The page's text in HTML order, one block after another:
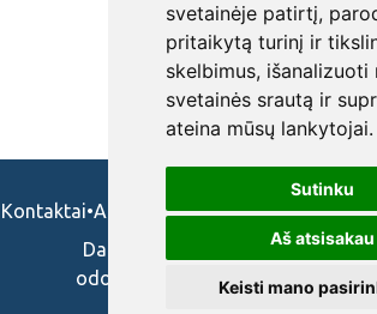
svetainėje patirtį,
pritaikytą turinį ir
skelbimus, išanalizuoti
svetainės srautą ir
ateina mūsų lankytojai.
Sutinku
Aš atsisakau
Keisti mano
Kontaktai•Apie mus•Naudojimosi taisykės•
Darbo skelbimai ir pasiūlymai:
odontologams, slaugytojams,